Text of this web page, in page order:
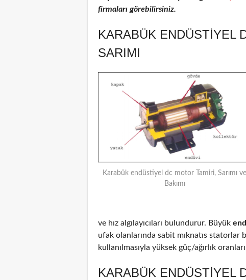
firmaları görebilirsiniz.
KARABÜK ENDÜSTIYEL
SARIMI
Karabük endüstiyel dc motor Tamiri, Sarımı ve
Bakımı
ve hız algılayıcıları bulundurur. Büyük
ufak olanlarında sabit mıknatıs statorlar
kullanılmasıyla yüksek güç/ağırlık
KARABÜK ENDÜSTIYEL